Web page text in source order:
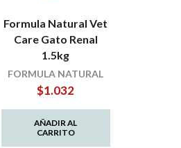
Formula Natural Vet
Care Gato Renal
1.5kg
FORMULA NATURAL
$1.032
AÑADIR AL
CARRITO